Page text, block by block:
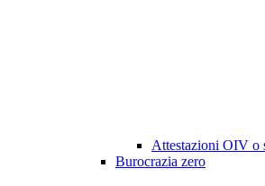
Attestazioni OIV o
Burocrazia zero